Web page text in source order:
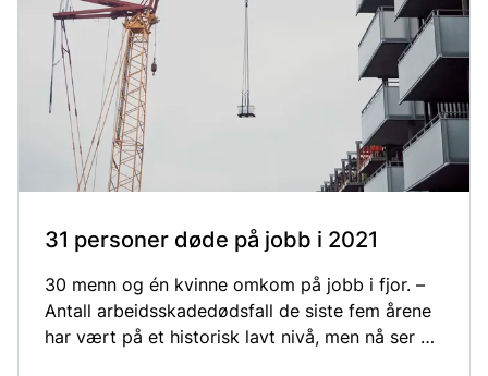
31 personer døde på jobb i 2021
30 menn og én kvinne omkom på jobb i fjor. –
Antall arbeidsskadedødsfall de siste fem årene
har vært på et historisk lavt nivå, men nå ser vi